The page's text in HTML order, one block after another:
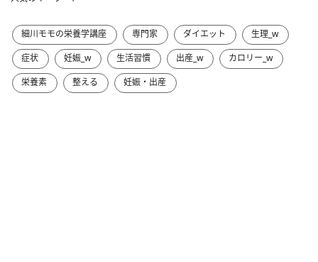
細川モモの栄養学講座 専門家 ダイエット
生理_w
症状
妊娠_w 生活習慣 出産_w
カロリー_w
栄養素
整える 妊娠・出産